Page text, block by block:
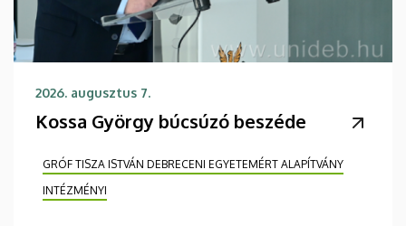
2026. augusztus 7.
Kossa György búcsúzó beszéde
GRÓF TISZA ISTVÁN DEBRECENI EGYETEMÉRT ALAPÍTVÁNY
INTÉZMÉNYI